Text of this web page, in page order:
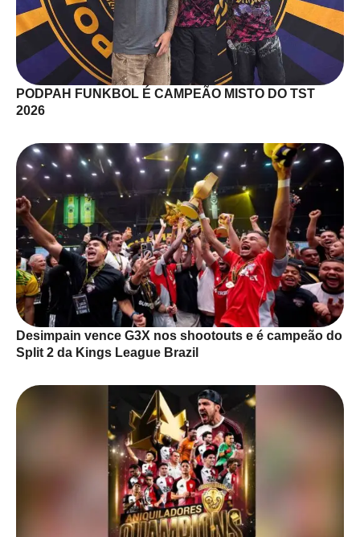
PODPAH FUNKBOL É CAMPEÃO MISTO DO TST
2026
Desimpain vence G3X nos shootouts e é campeão do
Split 2 da Kings League Brazil